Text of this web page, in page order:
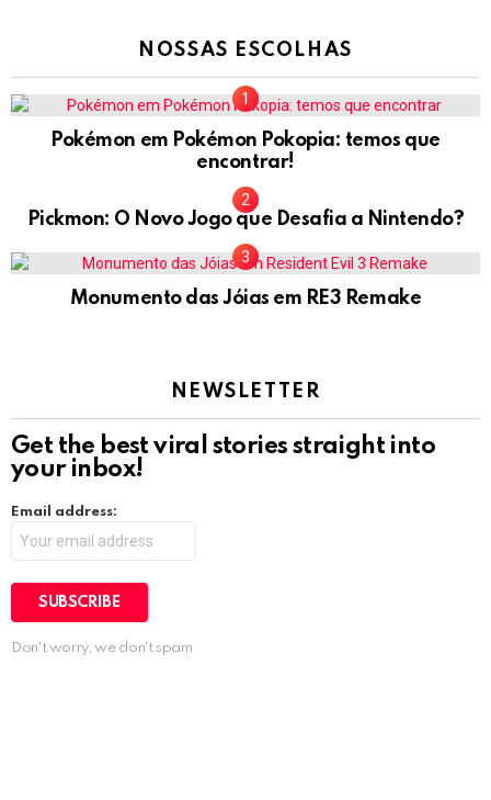
NOSSAS ESCOLHAS
Pokémon em Pokémon Pokopia: temos que
encontrar!
Pickmon: O Novo Jogo que Desafia a Nintendo?
Monumento das Jóias em RE3 Remake
NEWSLETTER
Get the best viral stories straight into
your inbox!
Email address:
Don't worry, we don't spam